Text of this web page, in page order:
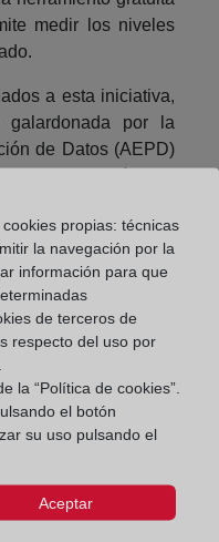
medir los niveles
a esta iniciativa,
galardonada por la
de Datos (AEPD)
siguiente enlace:
buenas-practicas-
del Servicio de
propias: técnicas
la navegación por la
información para que
de terceros de
respecto del uso por
la “Política de cookies”.
el botón
su uso pulsando el
Aceptar